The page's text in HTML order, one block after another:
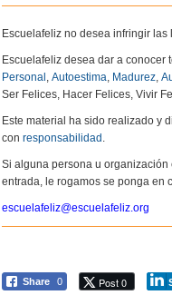
Escuelafeliz no desea infringir
Escuelafeliz desea dar a
Personal , Autoestima, Madurez,
Ser Felices, Hacer Felices, Vivir
Este material ha sido realizado y
con responsabilidad .
Si alguna persona u
entrada, le rogamos se ponga en
escuelafeliz@escuelafeliz.org
Share 0 Post 0